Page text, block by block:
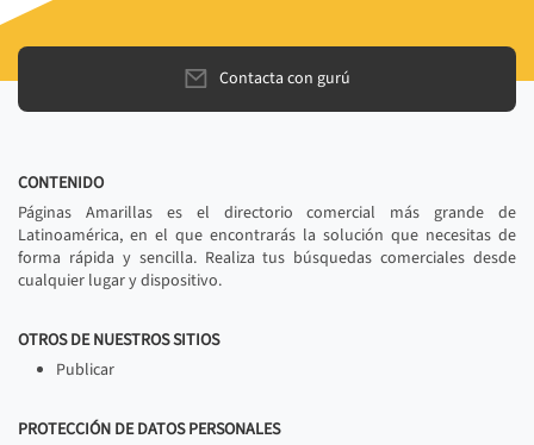
Contacta con gurú
CONTENIDO
Páginas Amarillas es el directorio comercial más grande de
Latinoamérica, en el que encontrarás la solución que necesitas de
forma rápida y sencilla. Realiza tus búsquedas comerciales desde
cualquier lugar y dispositivo.
OTROS DE NUESTROS SITIOS
Publicar
PROTECCIÓN DE DATOS PERSONALES